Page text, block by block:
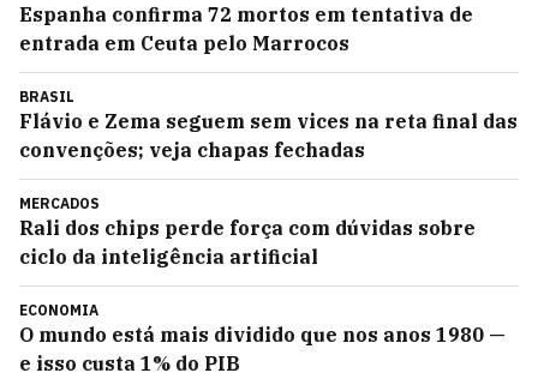
Espanha confirma 72 mortos em tentativa de
entrada em Ceuta pelo Marrocos
BRASIL
Flávio e Zema seguem sem vices na reta final das
convenções; veja chapas fechadas
MERCADOS
Rali dos chips perde força com dúvidas sobre
ciclo da inteligência artificial
ECONOMIA
O mundo está mais dividido que nos anos 1980 —
e isso custa 1% do PIB